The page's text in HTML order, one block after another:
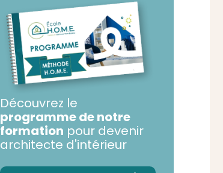
Découvrez le
programme de notre
formation pour devenir
architecte d'intérieur